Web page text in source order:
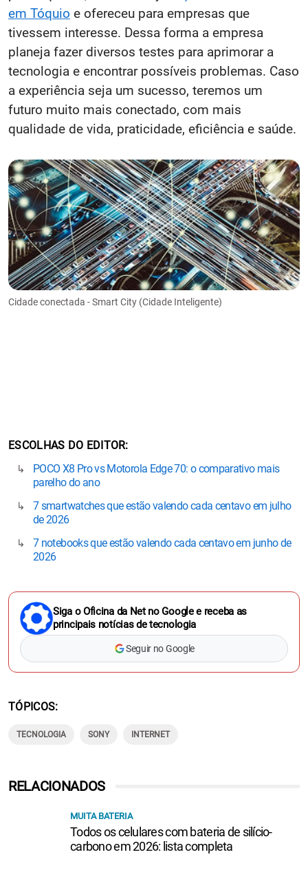
em Tóquio e ofereceu para empresas que
tivessem interesse. Dessa forma a empresa
planeja fazer diversos testes para aprimorar a
tecnologia e encontrar possíveis problemas. Caso
a experiência seja um sucesso, teremos um
futuro muito mais conectado, com mais
qualidade de vida, praticidade, eficiência e saúde.
Cidade conectada - Smart City (Cidade Inteligente)
ESCOLHAS DO EDITOR
POCO X8 Pro vs Motorola Edge 70: o comparativo mais
parelho do ano
7 smartwatches que estão valendo cada centavo em julho
de 2026
7 notebooks que estão valendo cada centavo em junho de
2026
Siga o Oficina da Net no Google e receba as
principais notícias de tecnologia
Seguir no Google
TÓPICOS
TECNOLOGIA SONY INTERNET
RELACIONADOS
MUITA BATERIA
Todos os celulares com bateria de silício-
carbono em 2026: lista completa